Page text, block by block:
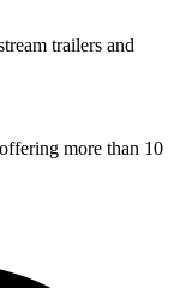
trailers and
more than 10